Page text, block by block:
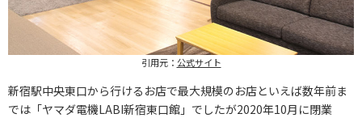
引用元： 公式サイト
新宿駅中央東口から行けるお店で最大規模のお店といえば数年前ま
では「ヤマダ電機LABI新宿東口館」でしたが2020年10月に閉業